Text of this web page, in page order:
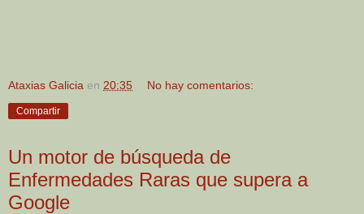
Ataxias Galicia en 20:35 No hay comentarios:
Compartir
Un motor de búsqueda de
Enfermedades Raras que supera a
Google